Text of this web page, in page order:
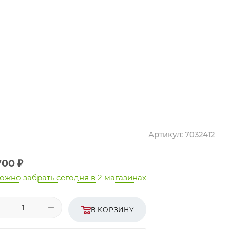
Артикул: 7032412
₽
забрать сегодня в 2 магазинах
В КОРЗИНУ